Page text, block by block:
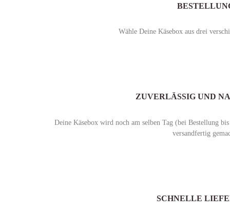
Wähle Deine Käsebox aus drei
ZUVERLÄSSIG UND
Deine Käsebox wird noch am selben Tag (bei Bestellung
versandfertig
SCHNELLE